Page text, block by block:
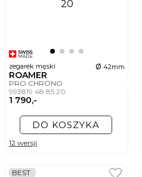
zegarek męski ø 42mm
ROAMER
PRO CHRONO
993819 48 85 20
1 790,-
DO KOSZYKA
12 wersji
BEST